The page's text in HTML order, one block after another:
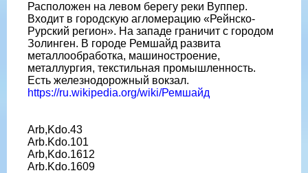
Расположен на левом берегу реки Вуппер.
Входит в городскую агломерацию «Рейнско-
Рурский регион». На западе граничит с городом
Золинген. В городе Ремшайд развита
металлообработка, машиностроение,
металлургия, текстильная промышленность.
Есть железнодорожный вокзал.
https://ru.wikipedia.org/wiki/Ремшайд
Arb,Kdo.43
Arb.Kdo.101
Arb,Kdo.1612
Arb.Kdo.1609